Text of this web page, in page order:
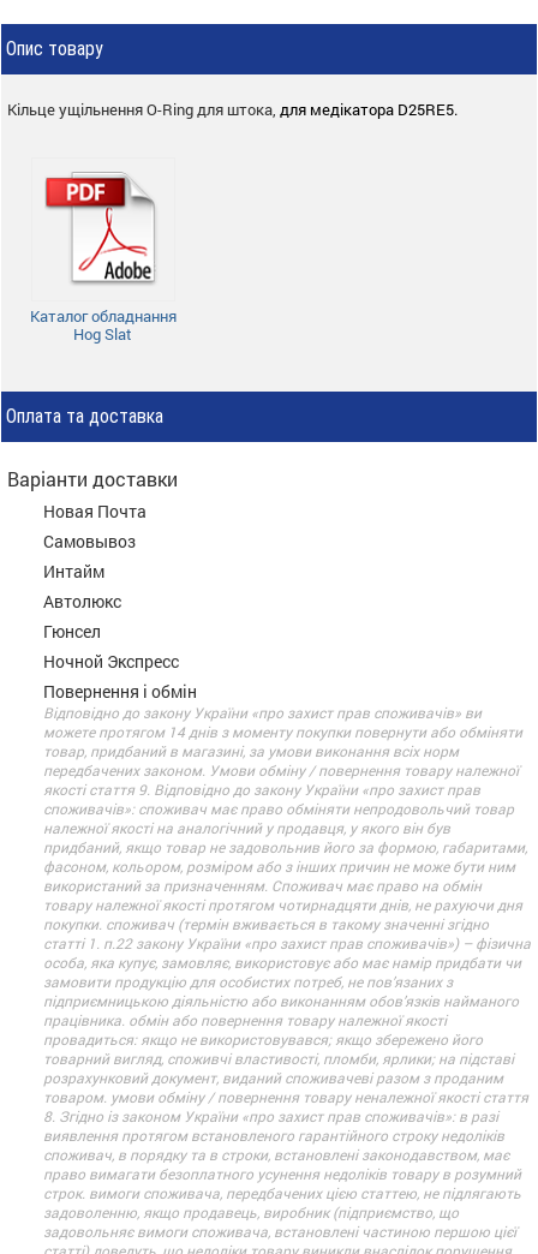
Опис товару
Кільце ущільнення O-Ring для штока, для медікатора D25RE5.
Каталог обладнання
Hog Slat
Оплата та доставка
Варіанти доставки
Новая Почта
Самовывоз
Интайм
Автолюкс
Гюнсел
Ночной Экспресс
Повернення і обмін
Відповідно до закону України «про захист прав споживачів» ви
можете протягом 14 днів з моменту покупки повернути або обміняти
товар, придбаний в магазині, за умови виконання всіх норм
передбачених законом. Умови обміну / повернення товару належної
якості стаття 9. Відповідно до закону України «про захист прав
споживачів»: споживач має право обміняти непродовольчий товар
належної якості на аналогічний у продавця, у якого він був
придбаний, якщо товар не задовольнив його за формою, габаритами,
фасоном, кольором, розміром або з інших причин не може бути ним
використаний за призначенням. Споживач має право на обмін
товару належної якості протягом чотирнадцяти днів, не рахуючи дня
покупки. споживач (термін вживається в такому значенні згідно
статті 1. п.22 закону України «про захист прав споживачів») – фізична
особа, яка купує, замовляє, використовує або має намір придбати чи
замовити продукцію для особистих потреб, не пов’язаних з
підприємницькою діяльністю або виконанням обов’язків найманого
працівника. обмін або повернення товару належної якості
провадиться: якщо не використовувався; якщо збережено його
товарний вигляд, споживчі властивості, пломби, ярлики; на підставі
розрахунковий документ, виданий споживачеві разом з проданим
товаром. умови обміну / повернення товару неналежної якості стаття
8. Згідно із законом України «про захист прав споживачів»: в разі
виявлення протягом встановленого гарантійного строку недоліків
споживач, в порядку та в строки, встановлені законодавством, має
право вимагати безоплатного усунення недоліків товару в розумний
строк. вимоги споживача, передбачених цією статтею, не підлягають
задоволенню, якщо продавець, виробник (підприємство, що
задовольняє вимоги споживача, встановлені частиною першою цієї
статті) доведуть, що недоліки товару виникли внаслідок порушення